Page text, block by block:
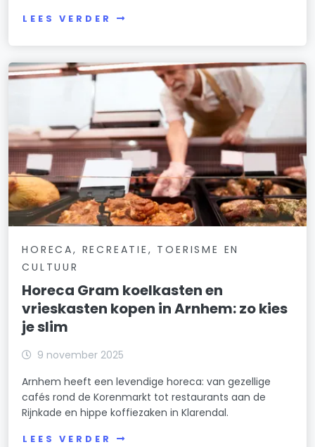
LEES VERDER
HORECA, RECREATIE, TOERISME EN
CULTUUR
Horeca Gram koelkasten en
vrieskasten kopen in Arnhem: zo kies
je slim
9 november 2025
Arnhem heeft een levendige horeca: van gezellige
cafés rond de Korenmarkt tot restaurants aan de
Rijnkade en hippe koffiezaken in Klarendal.
LEES VERDER